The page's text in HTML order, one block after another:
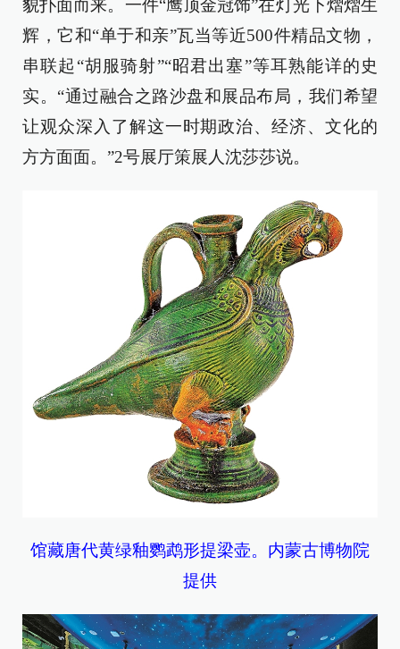
貌扑面而来。一件“鹰顶金冠饰”在灯光下熠熠生
辉，它和“单于和亲”瓦当等近500件精品文物，
串联起“胡服骑射”“昭君出塞”等耳熟能详的史
实。“通过融合之路沙盘和展品布局，我们希望
让观众深入了解这一时期政治、经济、文化的
方方面面。”2号展厅策展人沈莎莎说。
馆藏唐代黄绿釉鹦鹉形提梁壶。内蒙古博物院
提供